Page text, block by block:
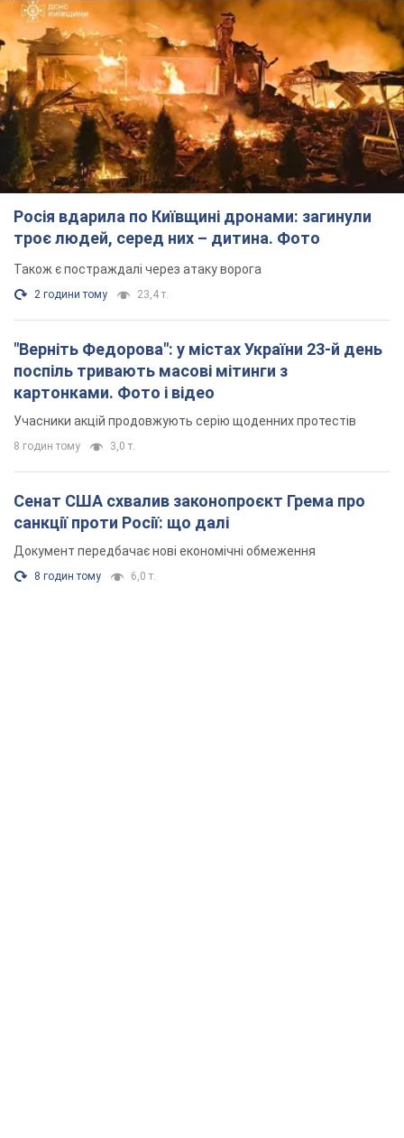
Росія вдарила по Київщині дронами: загинули
троє людей, серед них – дитина. Фото
Також є постраждалі через атаку ворога
2 години тому 23,4 т.
"Верніть Федорова": у містах України 23-й день
поспіль тривають масові мітинги з
картонками. Фото і відео
Учасники акцій продовжують серію щоденних протестів
8 годин тому 3,0 т.
Сенат США схвалив законопроєкт Грема про
санкції проти Росії: що далі
Документ передбачає нові економічні обмеження
8 годин тому 6,0 т.